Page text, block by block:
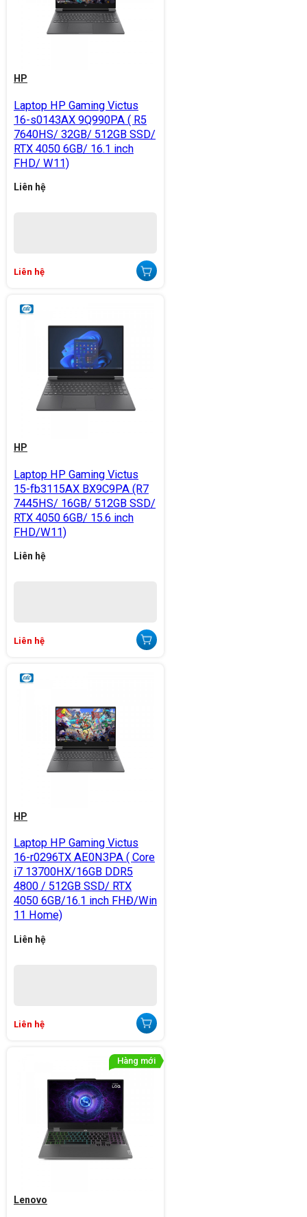
HP
Laptop HP Gaming Victus
16-s0143AX 9Q990PA ( R5
7640HS/ 32GB/ 512GB SSD/
RTX 4050 6GB/ 16.1 inch
FHD/ W11)
Liên hệ
Liên hệ
HP
Laptop HP Gaming Victus
15-fb3115AX BX9C9PA (R7
7445HS/ 16GB/ 512GB SSD/
RTX 4050 6GB/ 15.6 inch
FHD/W11)
Liên hệ
Liên hệ
HP
Laptop HP Gaming Victus
16-r0296TX AE0N3PA ( Core
i7 13700HX/16GB DDR5
4800 / 512GB SSD/ RTX
4050 6GB/16.1 inch FHĐ/Win
11 Home)
Liên hệ
Liên hệ
Lenovo